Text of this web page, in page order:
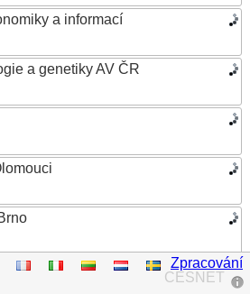
a informací
a genetiky AV ČR
Ostrava
CESNET
Zpracování